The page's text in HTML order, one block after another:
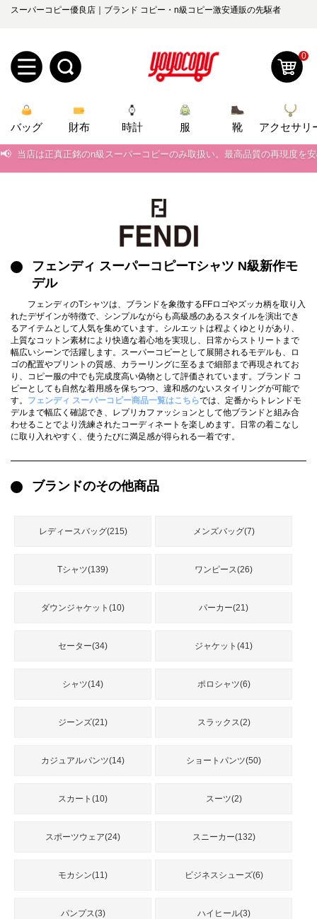
スーパーコピー優良店｜ブランド コピー・n級コピー激安通販の先駆者
規
ユ
録
ロ
グ
ー
ー
管
理
お
ら
せ
yoyocopys@gmail.com
2026人気特集
バッグ
財布
時計
服
ズボン
衣装セット
靴
住まい用品
アクセサリー
ベルト
スカーフ
アイフォーンケ
ース
小物
新
0
バッグ 財布 時計 服 靴
アクセサリ
📢 当店は正真正銘のn級スーパーコピーのみ取扱い。最高品質の再現度を
📢 2026春の新作続々更新中！期間中のご注文でお得な割引をご利用いただ
新作入荷！ルイ・ヴィトンスーパーコピー バッグ最新モデルが登場。
当店は正真正銘のn級スーパーコピーのみ取扱い。最高品質の再現度を
2026春の新作続々更新中！期間中のご注文でお得な割引をご利用いただ
新作入荷！ルイ・ヴィトンスーパーコピー バッグ最新モデルが登場。
フェンディ スーパーコピーTシャツ N級新作モ
デル
フェンディのTシャツは、ブランドを象徴するFFロゴやズッカ柄を取り入
れたデザインが特徴で、シンプルながらも高級感のあるスタイルを演出でき
るアイテムとして人気を集めています。シルエットは程よくゆとりがあり、
上質なコットン素材により快適な着心地を実現し、日常からストリートまで
幅広いシーンで活躍します。スーパーコピーとして展開されるモデルも、ロ
ゴの配置やプリントの質感、カラーリングに至るまで細部まで再現されてお
り、コピー服の中でも完成度高い偽物として評価されています。ブランド コ
ピーとしても自然な着用感を保ちつつ、違和感のないスタイリングが可能で
す。 フェンディ スーパーコピー商品一覧はこちらでは、定番からトレンドモ
デルまで幅広く確認でき、レプリカファッションとして他ブランドと組み合
わせることでより洗練されたコーディネートを楽しめます。日常の着こなし
に取り入れやすく、使うたびに満足感が得られる一着です。
ブランドのその他商品
レディースバッグ(215) メンズバッグ(7)
Tシャツ(139) ワンピース(26)
ダウンジャケット(10) パーカー(21)
セーター(34) ジャケット(41)
シャツ(14) ポロシャツ(6)
ジーンズ(21) スラックス(2)
カジュアルパンツ(14) ショートパンツ(50)
スカート(10) スーツ(2)
スポーツウェア(24) スニーカー(132)
モカシン(11) ビジネスシューズ(6)
パンプス(3) ハイヒール(3)